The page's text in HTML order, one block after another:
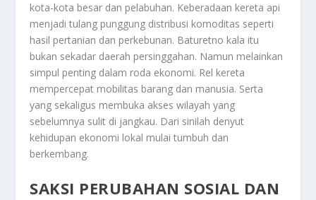
kota-kota besar dan pelabuhan. Keberadaan kereta api
menjadi tulang punggung distribusi komoditas seperti
hasil pertanian dan perkebunan. Baturetno kala itu
bukan sekadar daerah persinggahan. Namun melainkan
simpul penting dalam roda ekonomi. Rel kereta
mempercepat mobilitas barang dan manusia. Serta
yang sekaligus membuka akses wilayah yang
sebelumnya sulit di jangkau. Dari sinilah denyut
kehidupan ekonomi lokal mulai tumbuh dan
berkembang.
SAKSI PERUBAHAN SOSIAL DAN